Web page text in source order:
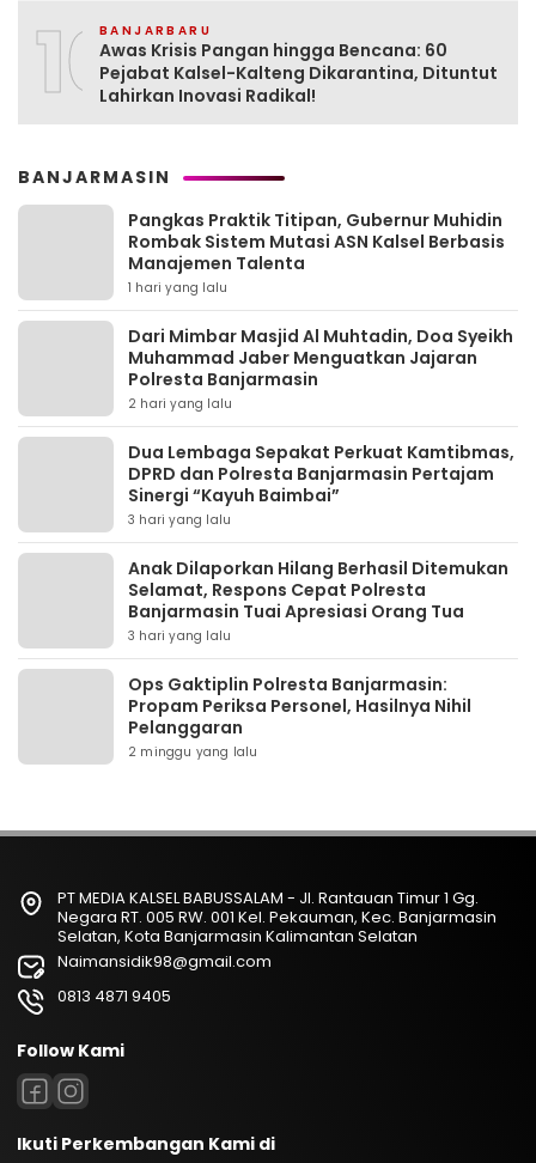
10BANJARBARU
Awas Krisis Pangan hingga Bencana: 60
Pejabat Kalsel-Kalteng Dikarantina, Dituntut
Lahirkan Inovasi Radikal!
BANJARMASIN
Pangkas Praktik Titipan, Gubernur Muhidin
Rombak Sistem Mutasi ASN Kalsel Berbasis
Manajemen Talenta
1 hari yang lalu
Dari Mimbar Masjid Al Muhtadin, Doa Syeikh
Muhammad Jaber Menguatkan Jajaran
Polresta Banjarmasin
2 hari yang lalu
Dua Lembaga Sepakat Perkuat Kamtibmas,
DPRD dan Polresta Banjarmasin Pertajam
Sinergi “Kayuh Baimbai”
3 hari yang lalu
Anak Dilaporkan Hilang Berhasil Ditemukan
Selamat, Respons Cepat Polresta
Banjarmasin Tuai Apresiasi Orang Tua
3 hari yang lalu
Ops Gaktiplin Polresta Banjarmasin:
Propam Periksa Personel, Hasilnya Nihil
Pelanggaran
2 minggu yang lalu
PT MEDIA KALSEL BABUSSALAM - Jl. Rantauan Timur 1 Gg.
Negara RT. 005 RW. 001 Kel. Pekauman, Kec. Banjarmasin
Selatan, Kota Banjarmasin Kalimantan Selatan
Naimansidik98@gmail.com
0813 4871 9405
Follow Kami
Ikuti Perkembangan Kami di